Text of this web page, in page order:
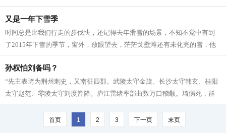
二万五千里的长诗 登上天安门城楼...
又是一年下雪季
时间总是比我们行走的步伐快，还记得去年滑雪的场景，不知不觉中有到
了2015年下雪的季节，窗外，放眼望去，茫茫戈壁滩还有未化完的雪，他
们总是将大地装饰成白色，等雪快要化完...
孙权怕刘备吗？
“先主表琦为荆州刺史，又南征四郡。武陵太守金旋、长沙太守韩玄、桂阳
太守赵范、零陵太守刘度皆降。庐江雷绪率部曲数万口稽颡。琦病死，群
下推先主为荆州牧，治公安。权稍畏...
首页 1 2 3 下一页 末页